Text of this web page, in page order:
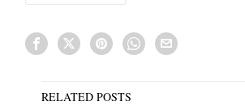
RELATED POSTS